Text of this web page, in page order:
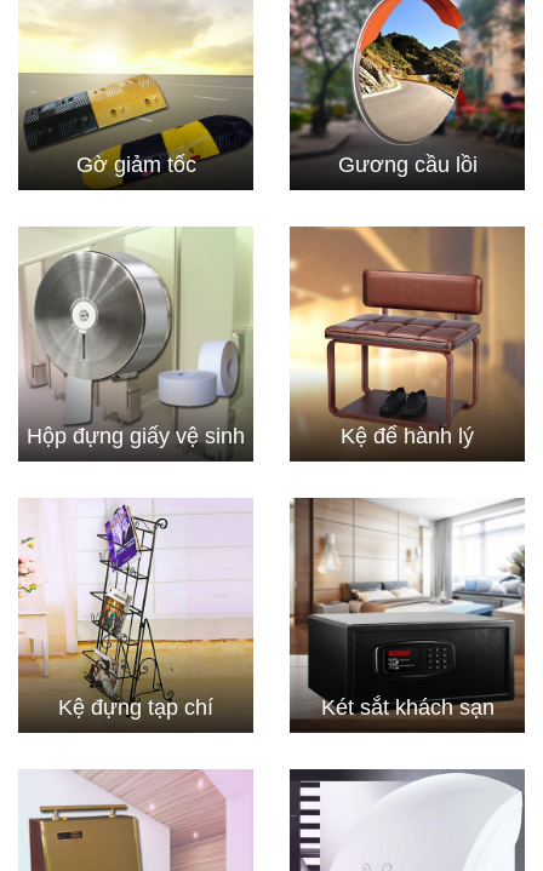
Gờ giảm tốc Gương cầu lồi
Hộp đựng giấy vệ sinh Kệ để hành lý
Kệ đựng tạp chí Két sắt khách sạn